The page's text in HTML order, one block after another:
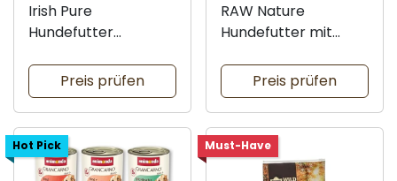
Irish Pure
Hundefutter
Preis prüfen
RAW Nature
Hundefutter mit
Preis prüfen
Hot Pick Must-Have